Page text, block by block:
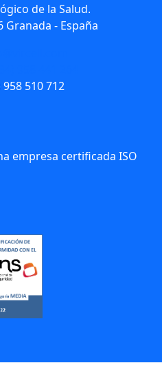
de la Salud.
Granada - España
958 510 712
empresa certificada ISO